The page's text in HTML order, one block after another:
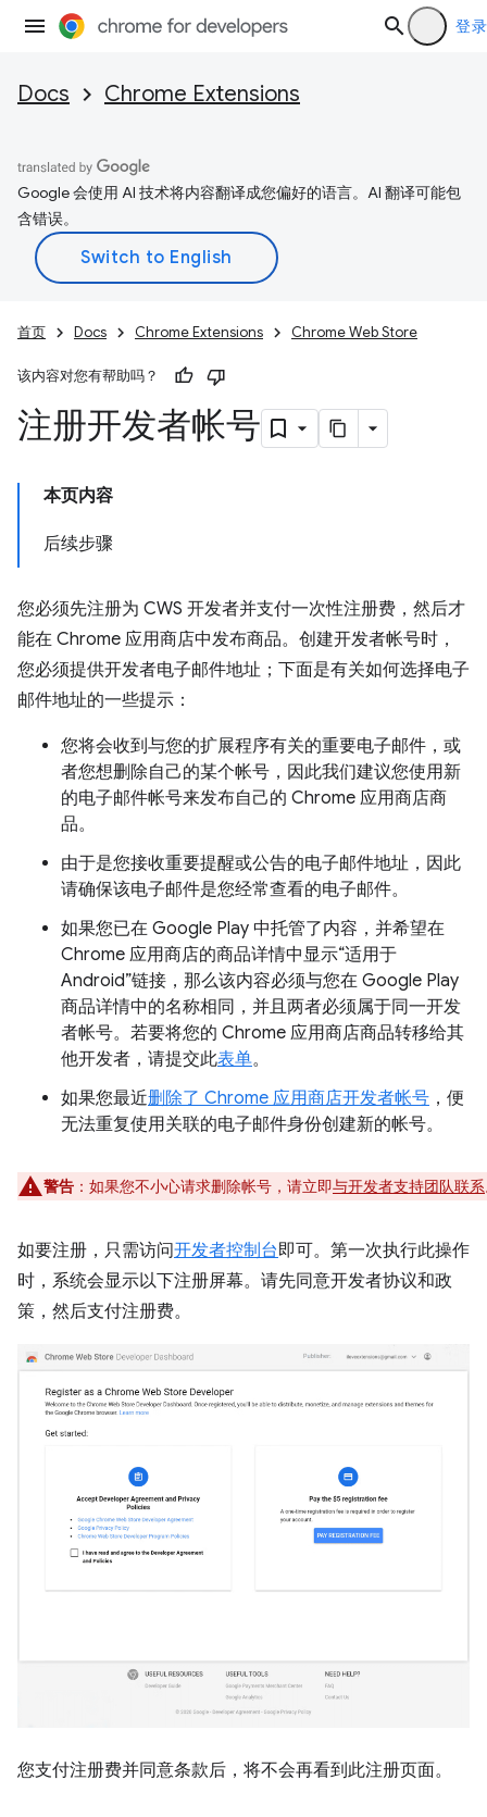
登录
Docs Chrome Extensions
Google 会使用 AI 技术将内容翻译成您偏好的语言。AI 翻译可能包
含错误。
首页 Docs Chrome Extensions Chrome Web Store
该内容对您有帮助吗？
注册开发者帐号
本页内容
后续步骤
您必须先注册为 CWS 开发者并支付一次性注册费，然后才
能在 Chrome 应用商店中发布商品。创建开发者帐号时，
您必须提供开发者电子邮件地址；下面是有关如何选择电子
邮件地址的一些提示：
您将会收到与您的扩展程序有关的重要电子邮件，或
者您想删除自己的某个帐号，因此我们建议您使用新
的电子邮件帐号来发布自己的 Chrome 应用商店商
品。
由于是您接收重要提醒或公告的电子邮件地址，因此
请确保该电子邮件是您经常查看的电子邮件。
如果您已在 Google Play 中托管了内容，并希望在
Chrome 应用商店的商品详情中显示“适用于
Android”链接，那么该内容必须与您在 Google Play
商品详情中的名称相同，并且两者必须属于同一开发
者帐号。若要将您的 Chrome 应用商店商品转移给其
他开发者，请提交此表单。
如果您最近删除了 Chrome 应用商店开发者帐号 ，便
无法重复使用关联的电子邮件身份创建新的帐号。
警告 ：如果您不小心请求删除帐号，请立即与开发者支持团队联系
如要注册，只需访问开发者控制台即可。第一次执行此操作
时，系统会显示以下注册屏幕。请先同意开发者协议和政
策，然后支付注册费。
您支付注册费并同意条款后，将不会再看到此注册页面。